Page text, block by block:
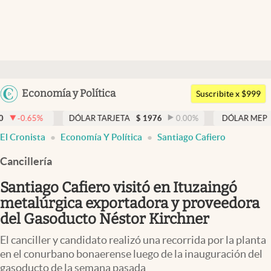
Argentina
Uruguay
Economía y Política
Members
Economía y Política
Finanzas y Mercados
Mercados Online
Negocios
Columnistas
Apertura
Suscribite x $999
DÓLAR TARJETA $ 1976 0.00 % DÓLAR MEP $ 1521,52
El Cronista Economía Y Política Santiago Cafiero
Cancillería
Santiago Cafiero visitó en Ituzaingó
metalúrgica exportadora y proveedora
del Gasoducto Néstor Kirchner
El canciller y candidato realizó una recorrida por la planta
en el conurbano bonaerense luego de la inauguración del
gasoducto de la semana pasada